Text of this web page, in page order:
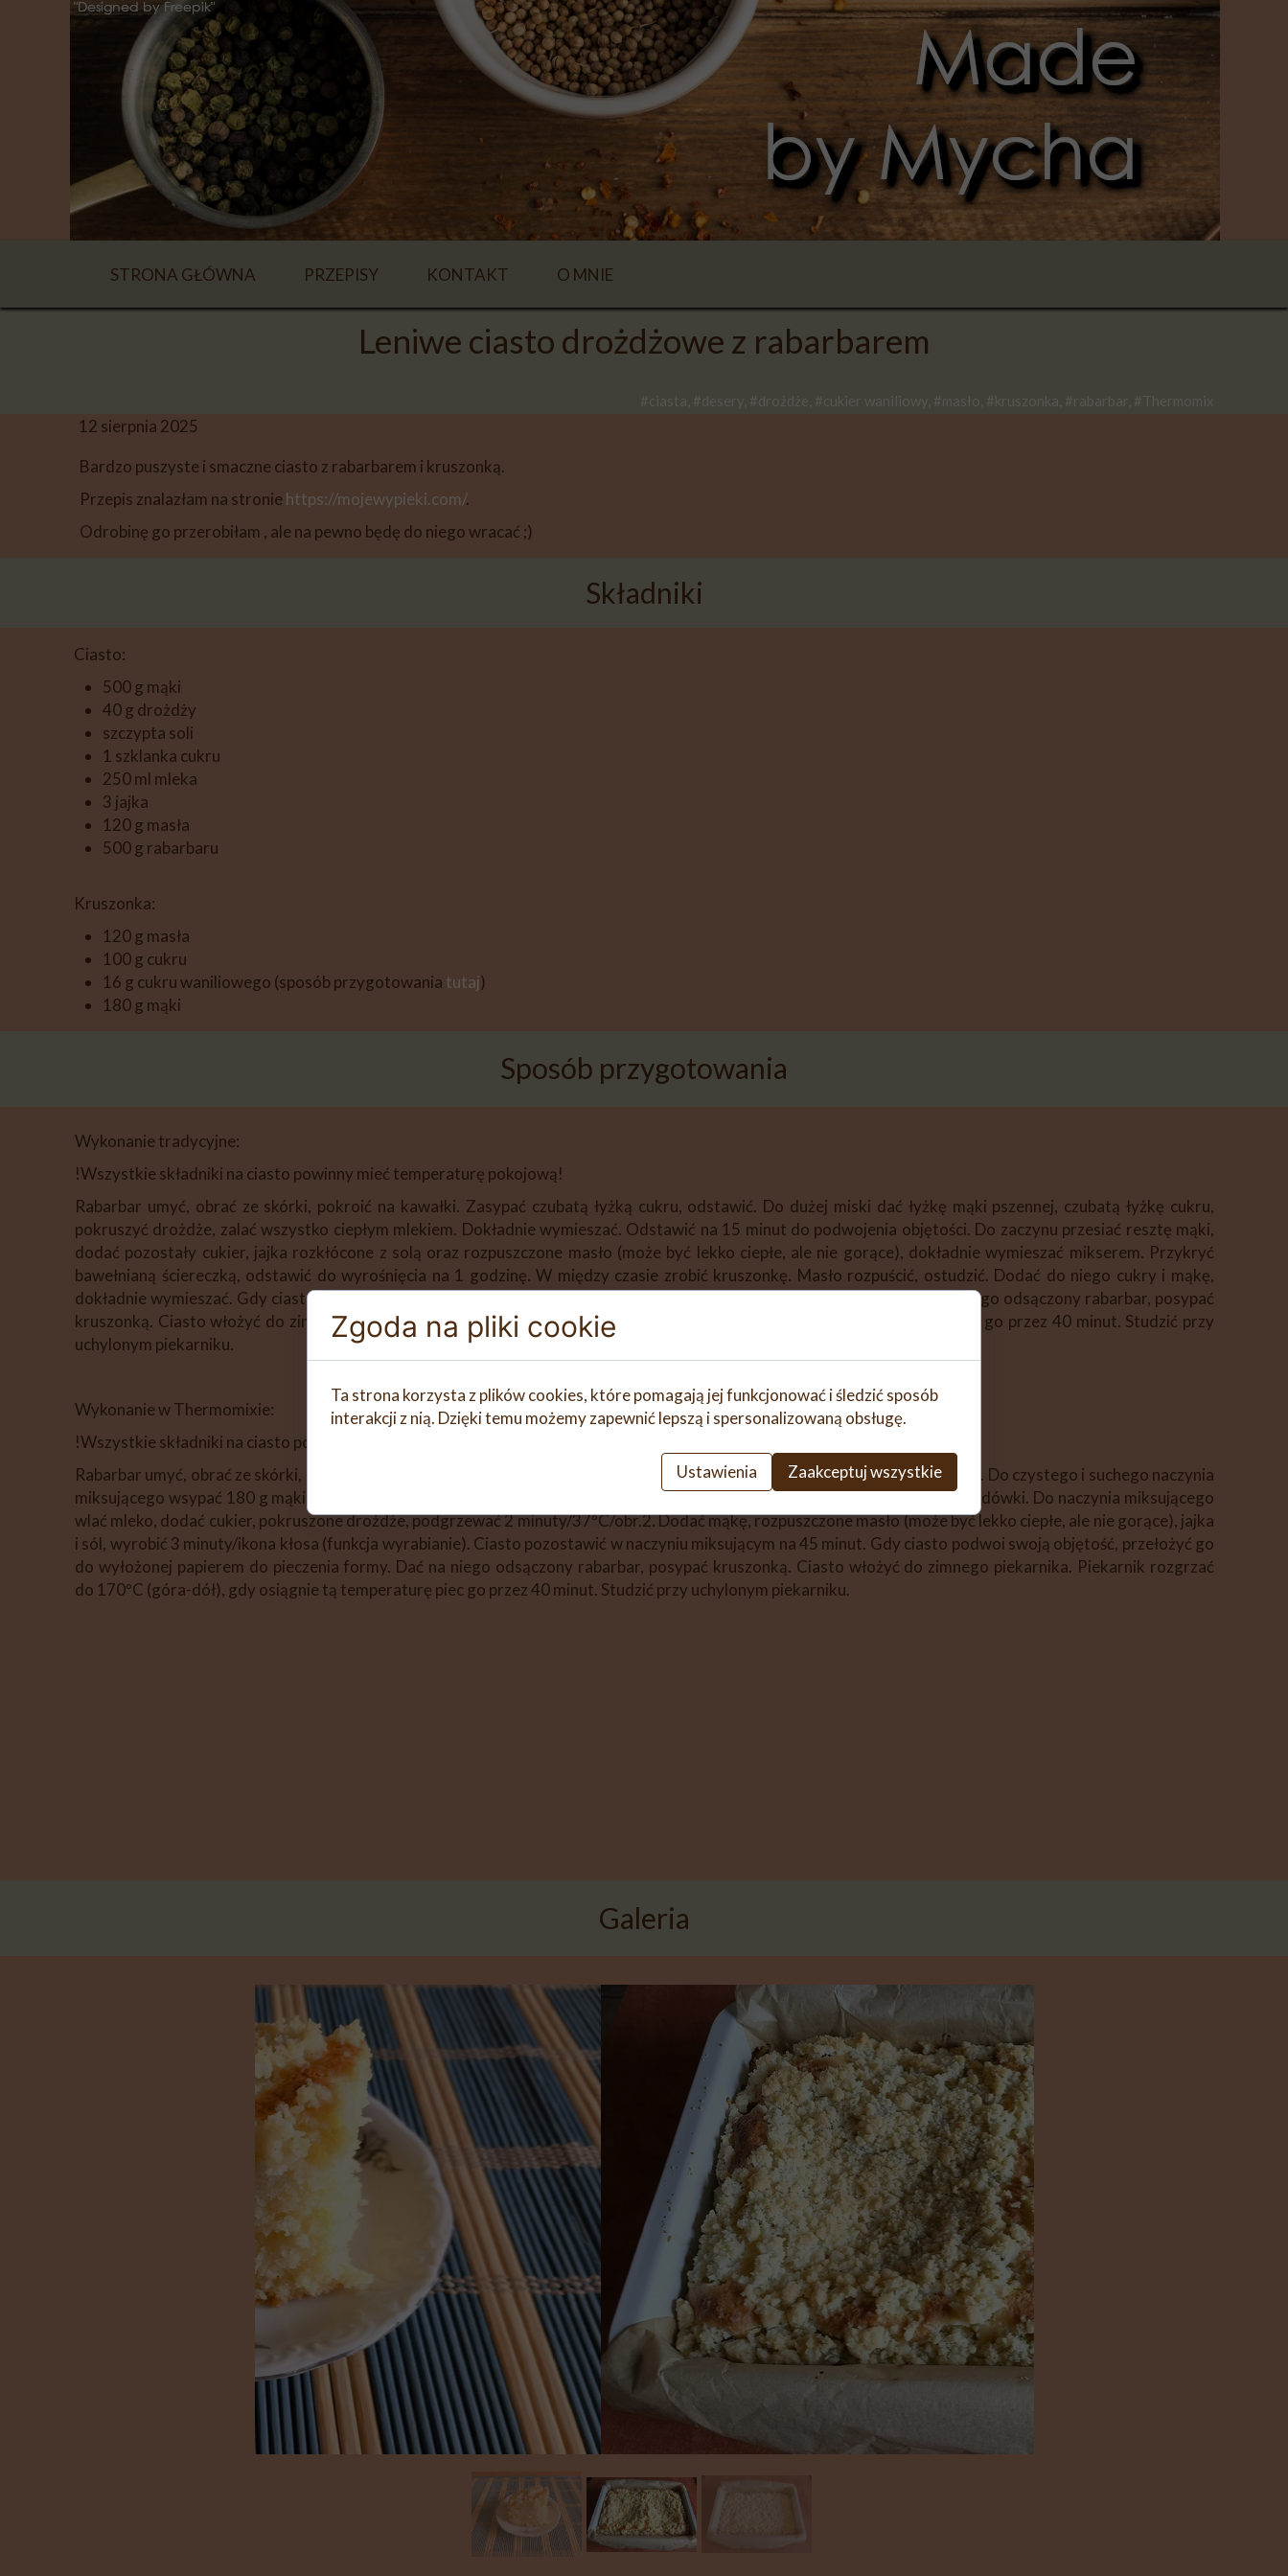
#ciasta, #desery, #drożdże, #cukier waniliowy, #masło, #kruszonka, #rabarbar, #Thermomix
12 sierpnia 2025
STRONA GŁÓWNA PRZEPISY
PIECZYWO
PRZETWORY
KONTAKT O MNIE
Leniwe ciasto drożdżowe z rabarbarem
Bardzo puszyste i smaczne ciasto z rabarbarem i kruszonką.
Przepis znalazłam na stronie https://mojewypieki.com/.
Odrobinę go przerobiłam , ale na pewno będę do niego wracać ;)
Składniki
Ciasto:
500 g mąki
40 g drożdży
szczypta soli
1 szklanka cukru
250 ml mleka
3 jajka
120 g masła
500 g rabarbaru
Kruszonka:
120 g masła
100 g cukru
16 g cukru waniliowego (sposób przygotowania tutaj)
180 g mąki
Sposób przygotowania
Wykonanie tradycyjne:
!Wszystkie składniki na ciasto powinny mieć temperaturę pokojową!
Rabarbar umyć, obrać ze skórki, pokroić na kawałki. Zasypać czubatą łyżką cukru, odstawić. Do dużej miski dać łyżkę mąki pszennej, czubatą łyżkę cukru,
pokruszyć drożdże, zalać wszystko ciepłym mlekiem. Dokładnie wymieszać. Odstawić na 15 minut do podwojenia objętości. Do zaczynu przesiać resztę mąki,
dodać pozostały cukier, jajka rozkłócone z solą oraz rozpuszczone masło (może być lekko ciepłe, ale nie gorące), dokładnie wymieszać mikserem. Przykryć
bawełnianą ściereczką, odstawić do wyrośnięcia na 1 godzinę. W między czasie zrobić kruszonkę. Masło rozpuścić, ostudzić. Dodać do niego cukry i mąkę,
dokładnie wymieszać. Gdy ciasto podwoi swoją objętość, przełożyć go do wyłożonej papierem do pieczenia formy. Dać na niego odsączony rabarbar, posypać
kruszonką. Ciasto włożyć do zimnego piekarnika. Piekarnik rozgrzać do 170ºC (góra-dół), gdy osiągnie tą temperaturę piec go przez 40 minut. Studzić przy
uchylonym piekarniku.
Wykonanie w Thermomixie:
!Wszystkie składniki na ciasto powinny mieć temperaturę pokojową!
Rabarbar umyć, obrać ze skórki, pokroić na kawałki. Zasypać cukrem, odstawić. Zacząć od kruszonki. Masło rozpuścić, ostudzić. Do czystego i suchego naczynia
miksującego wsypać 180 g mąki, cukry, wlać masło, wymieszać 15 sekund/obr. 4. Przełożyć do innego naczynia, schować do lodówki. Do naczynia miksującego
wlać mleko, dodać cukier, pokruszone drożdże, podgrzewać 2 minuty/37ºC/obr.2. Dodać mąkę, rozpuszczone masło (może być lekko ciepłe, ale nie gorące), jajka
i sól, wyrobić 3 minuty/ikona kłosa (funkcja wyrabianie). Ciasto pozostawić w naczyniu miksującym na 45 minut. Gdy ciasto podwoi swoją objętość, przełożyć go
do wyłożonej papierem do pieczenia formy. Dać na niego odsączony rabarbar, posypać kruszonką. Ciasto włożyć do zimnego piekarnika. Piekarnik rozgrzać
do 170ºC (góra-dół), gdy osiągnie tą temperaturę piec go przez 40 minut. Studzić przy uchylonym piekarniku.
Galeria
Zgoda na pliki cookie
Ta strona korzysta z plików cookies, które pomagają jej funkcjonować i śledzić sposób
interakcji z nią. Dzięki temu możemy zapewnić lepszą i spersonalizowaną obsługę.
Ustawienia Zaakceptuj wszystkie